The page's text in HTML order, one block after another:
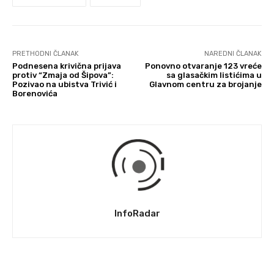
PRETHODNI ČLANAK
Podnesena krivična prijava
protiv “Zmaja od Šipova”:
Pozivao na ubistva Trivić i
Borenovića
NAREDNI ČLANAK
Ponovno otvaranje 123 vreće
sa glasačkim listićima u
Glavnom centru za brojanje
InfoRadar